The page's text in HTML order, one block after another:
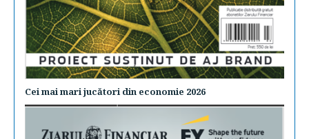
Cei mai mari jucători din economie 2026